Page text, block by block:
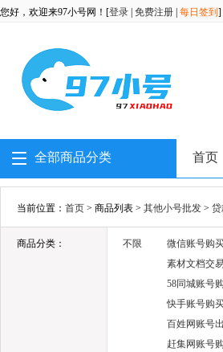
您好，欢迎来97小号网！[登录 免费注册 每日签到 ]
全部商品分类 首页
当前位置： 首页 > 商品列表 > 其他小号批发 >
商品分类： 不限 微信账号购
素材文档交
58同城账号
快手账号购
百姓网账号
赶集网账号